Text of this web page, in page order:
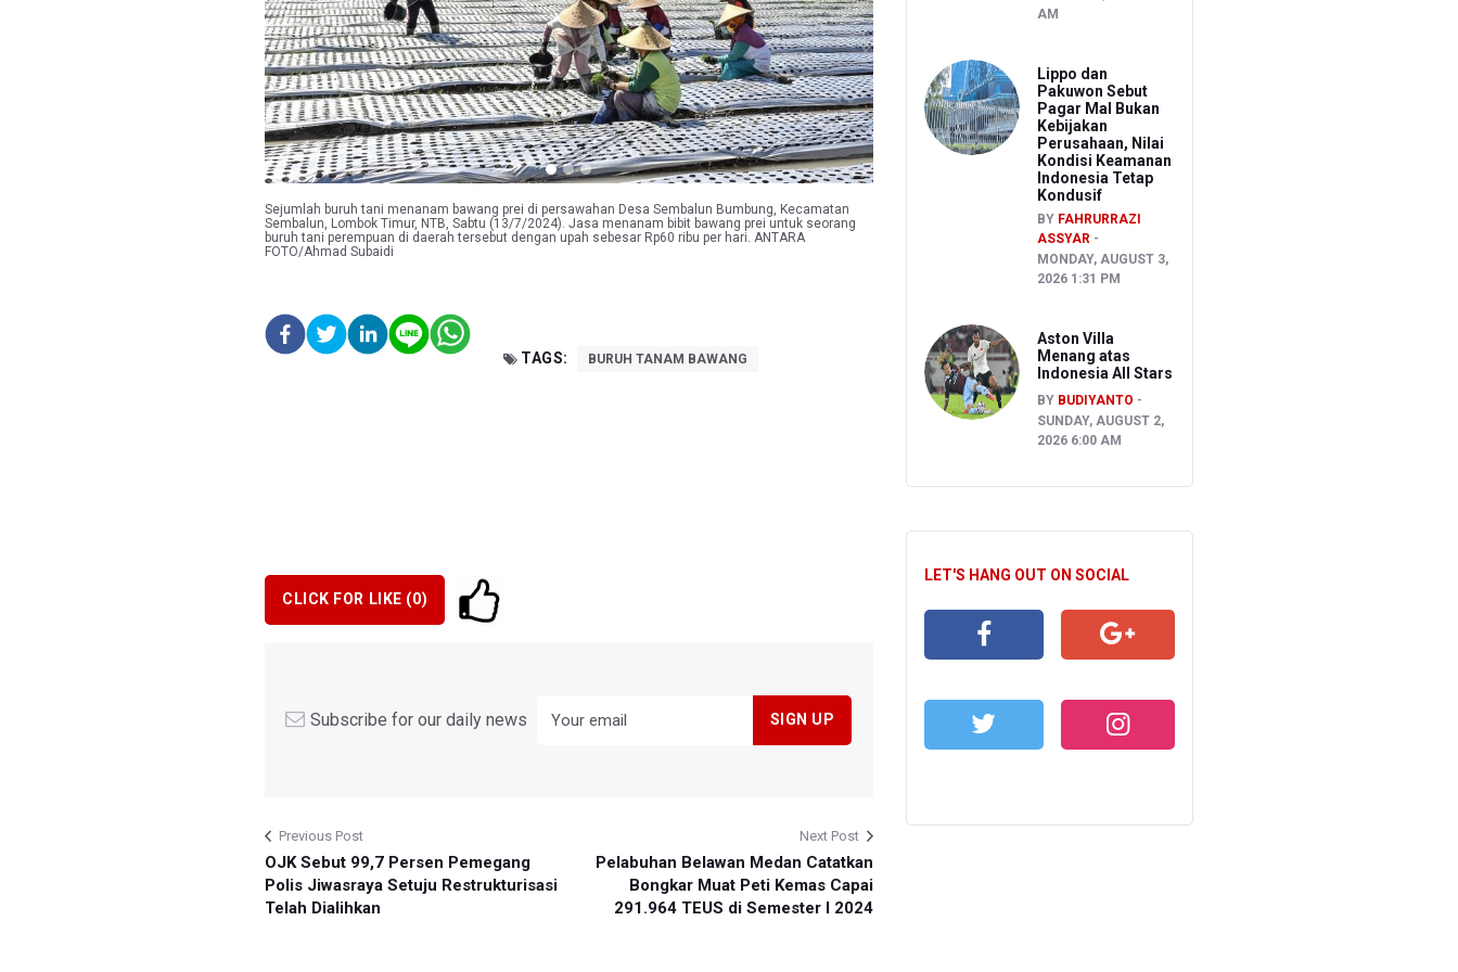
Sejumlah buruh tani menanam bawang prei di persawahan Desa Sembalun Bumbung, Kecamatan
Sembalun, Lombok Timur, NTB, Sabtu (13/7/2024). Jasa menanam bibit bawang prei untuk seorang
buruh tani perempuan di daerah tersebut dengan upah sebesar Rp60 ribu per hari. ANTARA
FOTO/Ahmad Subaidi
TAGS: BURUH TANAM BAWANG
CLICK FOR LIKE (0)
Subscribe for our daily news
Previous Post
OJK Sebut 99,7 Persen Pemegang
Polis Jiwasraya Setuju Restrukturisasi
Telah Dialihkan
Next Post
Pelabuhan Belawan Medan Catatkan
Bongkar Muat Peti Kemas Capai
291.964 TEUS di Semester I 2024
AM
Lippo dan
Pakuwon Sebut
Pagar Mal Bukan
Kebijakan
Perusahaan, Nilai
Kondisi Keamanan
Indonesia Tetap
Kondusif
BY FAHRURRAZI
ASSYAR
MONDAY, AUGUST 3,
2026 1:31 PM
Aston Villa
Menang atas
Indonesia All Stars
BY BUDIYANTO
SUNDAY, AUGUST 2,
2026 6:00 AM
LET'S HANG OUT ON SOCIAL